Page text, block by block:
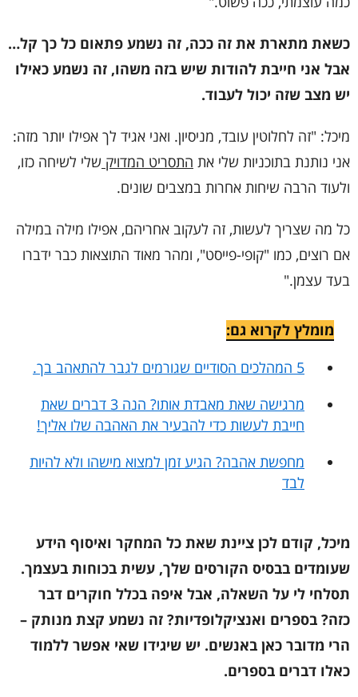
כשאת מתארת את זה ככה, זה נשמע פתאום כל כך קל…
אבל אני חייבת להודות שיש בזה משהו, זה נשמע כאילו
יש מצב שזה יכול לעבוד.
מיכל: "זה לחלוטין עובד, מניסיון. ואני אגיד לך אפילו יותר מזה:
אני נותנת בתוכניות שלי את התסריט המדויק שלי לשיחה כזו,
ולעוד הרבה שיחות אחרות במצבים שונים.
כל מה שצריך לעשות, זה לעקוב אחריהם, אפילו מילה במילה
אם רוצים, כמו "קופי-פייסט", ומהר מאוד התוצאות כבר ידברו
בעד עצמן."
מומלץ לקרוא גם:
5 המהלכים הסודיים שגורמים לגבר להתאהב בך.
מרגישה שאת מאבדת אותו? הנה 3 דברים שאת
חייבת לעשות כדי להבעיר את האהבה שלו אליך!
מחפשת אהבה? הגיע זמן למצוא מישהו ולא להיות
לבד
מיכל, קודם לכן ציינת שאת כל המחקר ואיסוף הידע
שעומדים בבסיס הקורסים שלך, עשית בכוחות בעצמך.
תסלחי לי על השאלה, אבל איפה בכלל חוקרים דבר
כזה? בספרים ואנציקלופדיות? זה נשמע קצת מנותק –
הרי מדובר כאן באנשים. יש שיגידו שאי אפשר ללמוד
כאלו דברים בספרים.